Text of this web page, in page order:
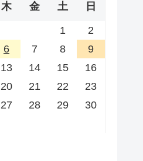
木 金 土 日
1
2
6 7 8
9
13 14 15
16
20 21 22
23
27 28 29
30